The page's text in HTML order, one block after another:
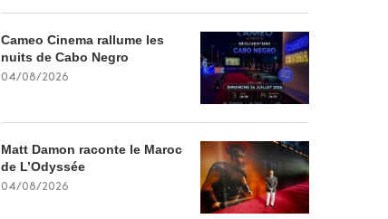
Cameo Cinema rallume les
nuits de Cabo Negro
04/08/2026
Matt Damon raconte le Maroc
de L’Odyssée
04/08/2026